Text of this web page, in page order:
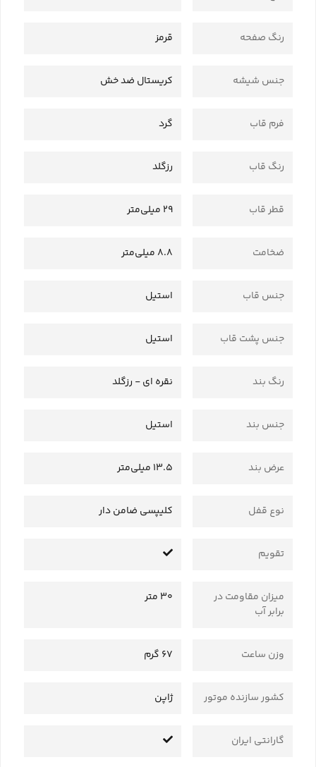
رنگ صفحه قرمز
جنس شیشه کریستال ضد خش
فرم قاب گرد
رنگ قاب رزگلد
قطر قاب 29 میلی‌متر
ضخامت 8.8 میلی‌متر
جنس قاب استیل
جنس پشت قاب استیل
رنگ بند نقره ای - رزگلد
جنس بند استیل
عرض بند 13.5 میلی‌متر
نوع قفل کلیپسی ضامن دار
تقویم
میزان مقاومت در
برابر آب
30 متر
وزن ساعت 67 گرم
کشور سازنده موتور ژاپن
گارانتی ایران